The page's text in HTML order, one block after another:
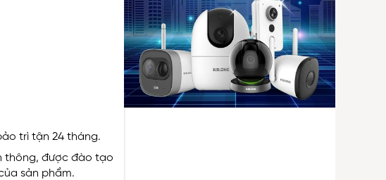
trì tận 24 tháng.
thông, được đào tạo
sản phẩm.